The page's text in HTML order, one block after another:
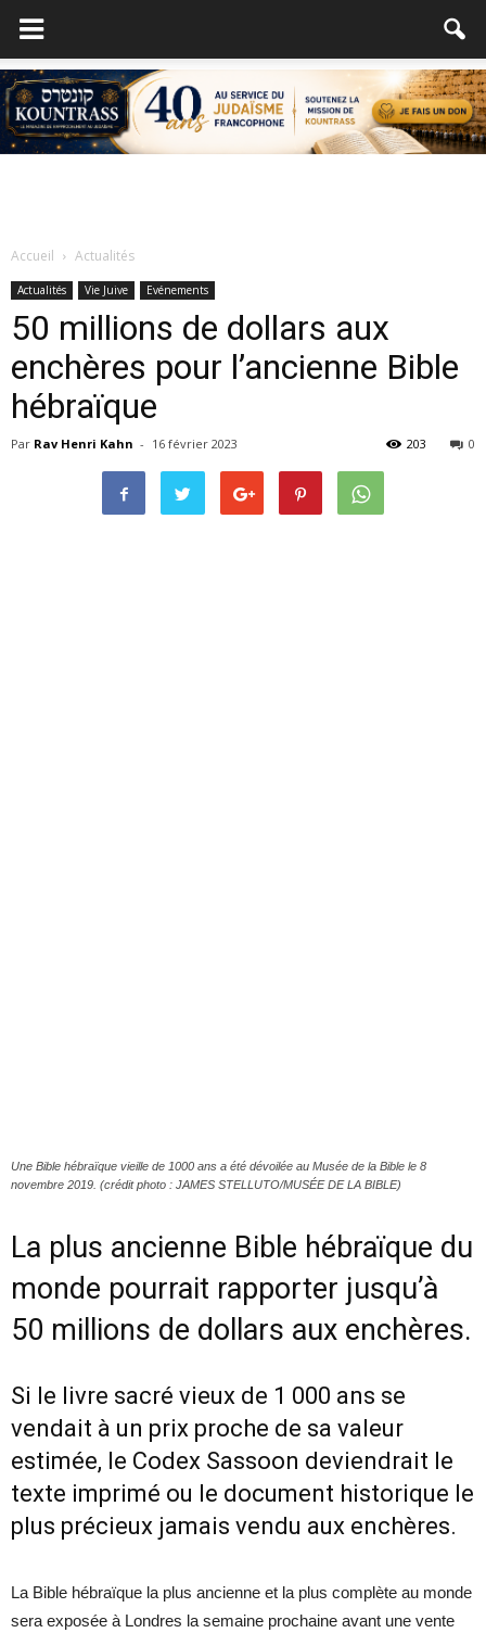
Accueil Actualités
Actualités Vie Juive Evénements
50 millions de dollars aux
enchères pour l’ancienne Bible
hébraïque
Par Rav Henri Kahn - 16 février 2023 0
203
Une Bible hébraïque vieille de 1000 ans a été dévoilée au Musée de la Bible le 8
novembre 2019. (crédit photo : JAMES STELLUTO/MUSÉE DE LA BIBLE)
La plus ancienne Bible hébraïque du
monde pourrait rapporter jusqu’à
50 millions de dollars aux enchères.
Si le livre sacré vieux de 1 000 ans se
vendait à un prix proche de sa valeur
estimée, le Codex Sassoon deviendrait le
texte imprimé ou le document historique le
plus précieux jamais vendu aux enchères.
La Bible hébraïque la plus ancienne et la plus complète au monde
sera exposée à Londres la semaine prochaine avant une vente